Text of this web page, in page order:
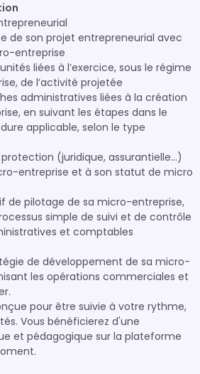
de son projet entrepreneurial avec
entreprise
liées à l’exercice, sous le régime
de l’activité projetée
administratives liées à la création
en suivant les étapes dans le
applicable, selon le type
(juridique, assurantielle...)
entreprise et à son statut de micro
de pilotage de sa micro-entreprise,
simple de suivi et de contrôle
et comptables
de développement de sa micro-
les opérations commerciales et
pour être suivie à votre rythme,
Vous bénéficierez d'une
et pédagogique sur la plateforme